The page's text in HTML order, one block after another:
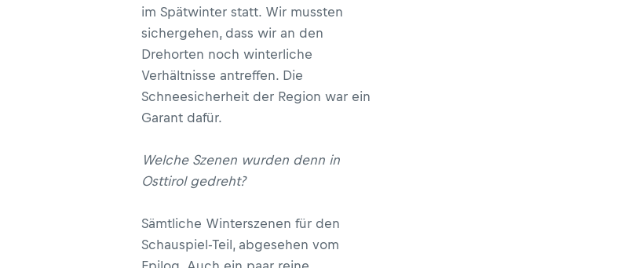
im Spätwinter statt. Wir mussten
sichergehen, dass wir an den
Drehorten noch winterliche
Verhältnisse antreffen. Die
Schneesicherheit der Region war ein
Garant dafür.
Welche Szenen wurden denn in
Osttirol gedreht?
Sämtliche Winterszenen für den
Schauspiel-Teil, abgesehen vom